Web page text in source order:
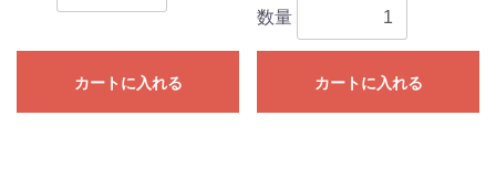
カートに入れる
数量
カートに入れる